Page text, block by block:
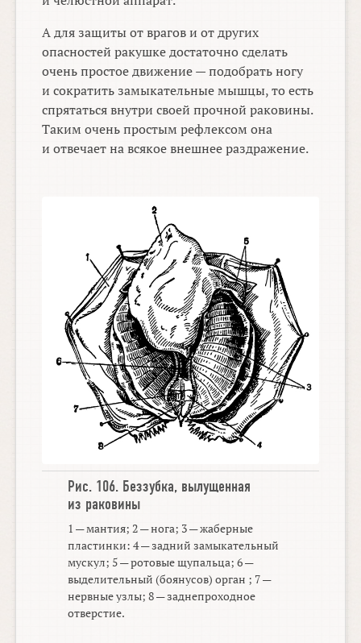
А для защиты от врагов и от других
опасностей ракушке достаточно сделать
очень простое движение — подобрать ногу
и сократить замыкательные мышцы, то есть
спрятаться внутри своей прочной раковины.
Таким очень простым рефлексом она
и отвечает на всякое внешнее раздражение.
Рис. 106. Беззубка, вылущенная
из раковины
1 — мантия; 2 — нога; 3 — жаберные
пластинки: 4 — задний замыкательный
мускул; 5 — ротовые щупальца; 6 —
выделительный (боянусов) орган ; 7 —
нервные узлы; 8 — заднепроходное
отверстие.